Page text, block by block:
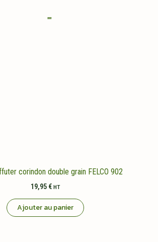
corindon double grain FELCO 902
19,95 € HT
Ajouter au panier